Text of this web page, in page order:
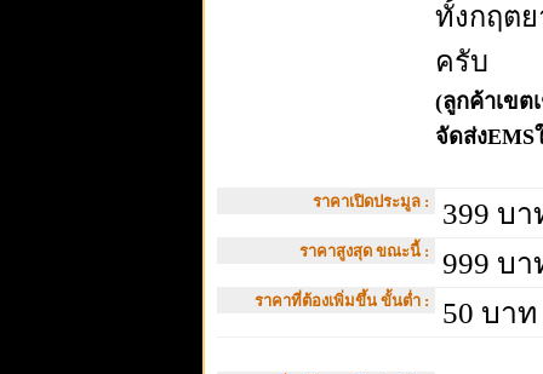
ทั้งกฤต
ครับ
(ลูกค้าเขต
จัดส่ง
ราคาเปิดประมูล : 399 บา
ราคาสูงสุด ขณะนี้ : 999 บา
ราคาที่ต้องเพิ่มขึ้น ขั้นต่ำ : 50 บาท